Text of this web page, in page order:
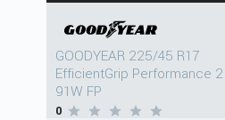
GOODYEAR 225/45 R17
EfficientGrip Performance 2
91W FP
0